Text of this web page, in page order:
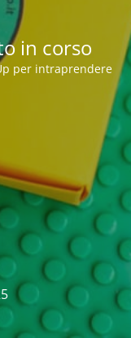
in corso
per intraprendere